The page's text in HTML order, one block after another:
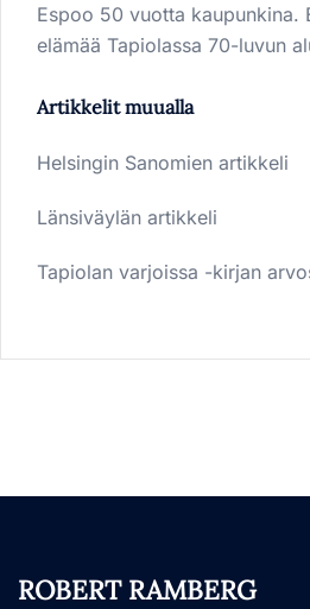
Espoo 50 vuotta kaupunkina.
elämää Tapiolassa 70-luvun
Artikkelit muualla
Helsingin Sanomien artikkeli
Länsiväylän artikkeli
Tapiolan varjoissa -kirjan
ROBERT RAMBERG